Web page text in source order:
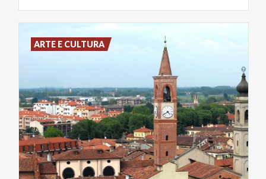
ARTE E CULTURA